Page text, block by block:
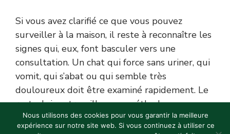
Si vous avez clarifié ce que vous pouvez
surveiller à la maison, il reste à reconnaître les
signes qui, eux, font basculer vers une
consultation. Un chat qui force sans uriner, qui
vomit, qui s’abat ou qui semble très
douloureux doit être examiné rapidement. Le
reste, lui, se travaille avec méthode,
observation et quelques routines bien posées.
Nous utilisons des cookies pour vous garantir la meilleure
expérience sur notre site web. Si vous continuez à utiliser ce